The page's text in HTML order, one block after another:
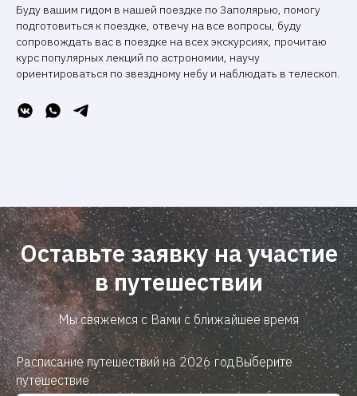
Буду вашим гидом в нашей поездке по Заполярью, помогу
подготовиться к поездке, отвечу на все вопросы, буду
сопровождать вас в поездке на всех экскурсиях, прочитаю
курс популярных лекций по астрономии, научу
ориентироваться по звездному небу и наблюдать в телескоп.
Оставьте заявку на участие
в путешествии
Мы свяжемся с Вами с ближайшее время
Расписание путешествий на 2026 годВыберите
путешествие